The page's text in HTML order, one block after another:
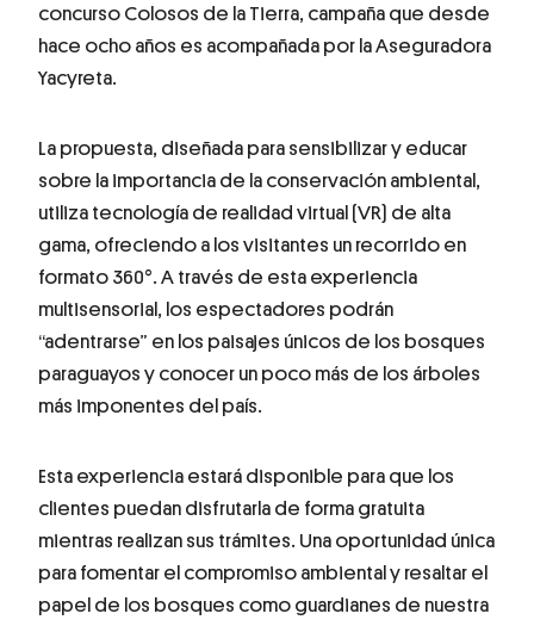
concurso Colosos de la Tierra, campaña que desde
hace ocho años es acompañada por la Aseguradora
Yacyreta.
La propuesta, diseñada para sensibilizar y educar
sobre la importancia de la conservación ambiental,
utiliza tecnología de realidad virtual (VR) de alta
gama, ofreciendo a los visitantes un recorrido en
formato 360°. A través de esta experiencia
multisensorial, los espectadores podrán
“adentrarse” en los paisajes únicos de los bosques
paraguayos y conocer un poco más de los árboles
más imponentes del país.
Esta experiencia estará disponible para que los
clientes puedan disfrutarla de forma gratuita
mientras realizan sus trámites. Una oportunidad única
para fomentar el compromiso ambiental y resaltar el
papel de los bosques como guardianes de nuestra